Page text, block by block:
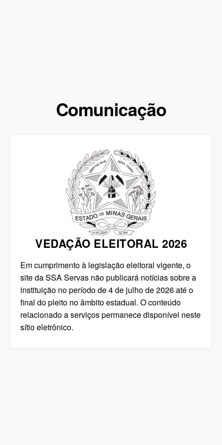
Comunicação
VEDAÇÃO ELEITORAL 2026
Em cumprimento à legislação eleitoral vigente, o
site da SSA Servas não publicará notícias sobre a
instituição no período de 4 de julho de 2026 até o
final do pleito no âmbito estadual. O conteúdo
relacionado a serviços permanece disponível neste
sítio eletrônico.